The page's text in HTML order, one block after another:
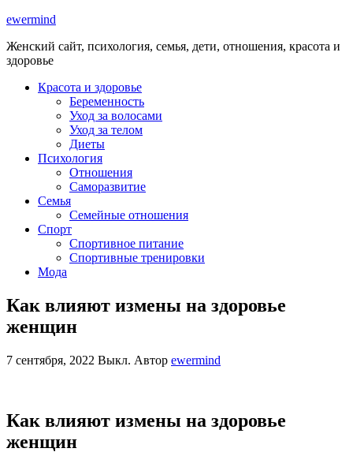
ewermind
Женский сайт, психология, семья, дети, отношения, красота и
здоровье
Красота и здоровье
Беременность
Уход за волосами
Уход за телом
Диеты
Психология
Отношения
Саморазвитие
Семья
Семейные отношения
Спорт
Спортивное питание
Спортивные тренировки
Мода
Как влияют измены на здоровье
женщин
7 сентября, 2022 Выкл. Автор ewermind
Как влияют измены на здоровье
женщин